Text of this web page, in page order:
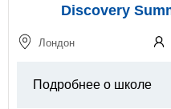
Discovery
Лондон
Подробнее о школе